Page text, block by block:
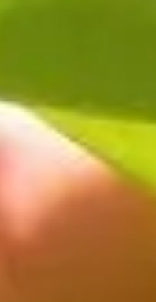
peuvent-elles sauver
peuvent-elles